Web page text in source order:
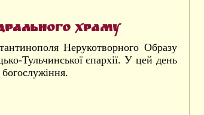
храму
Нерукотворного Образу
Тульчинської єпархії. У цей день